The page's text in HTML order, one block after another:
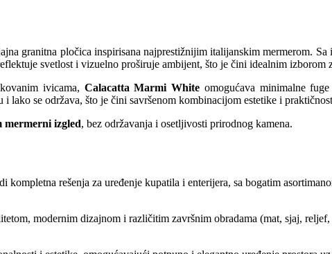
granitna pločica inspirisana najprestižnijim italijanskim mermerom.
svetlost i vizuelno proširuje ambijent, što je čini idealnim izborom
ivicama, Calacatta Marmi White omogućava minimalne
i lako se održava, što je čini savršenom kombinacijom estetike i
mermerni izgled, bez održavanja i osetljivosti prirodnog kamena.
kompletna rešenja za uređenje kupatila i enterijera, sa bogatim
modernim dizajnom i različitim završnim obradama (mat, sjaj,